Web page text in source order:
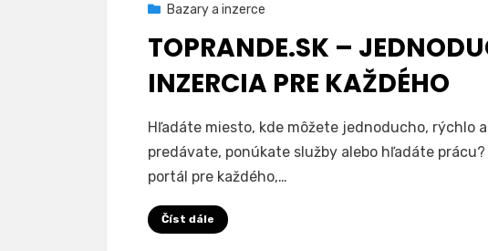
Zveřejněno
15. 8. 2025
Bazary a inzerce
TOPRANDE.SK –
INZERCIA PRE KAŽDÉHO
Autor drobec
1 komentářu
textu
Hľadáte miesto, kde môžete jednoducho, rýchlo
predávate, ponúkate služby alebo hľadáte
portál pre každého,…
Číst dále